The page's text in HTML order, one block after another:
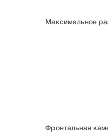
Максимальное
Фронтальная